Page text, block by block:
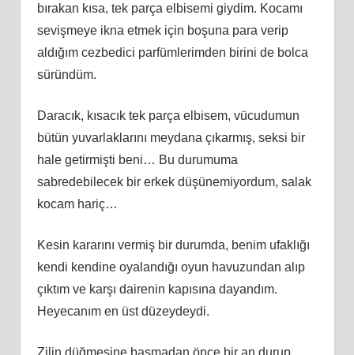
bırakan kısa, tek parça elbisemi giydim. Kocamı
sevişmeye ikna etmek için boşuna para verip
aldığım cezbedici parfümlerimden birini de bolca
süründüm.
Daracık, kısacık tek parça elbisem, vücudumun
bütün yuvarlaklarını meydana çıkarmış, seksi bir
hale getirmişti beni… Bu durumuma
sabredebilecek bir erkek düşünemiyordum, salak
kocam hariç…
Kesin kararını vermiş bir durumda, benim ufaklığı
kendi kendine oyalandığı oyun havuzundan alıp
çıktım ve karşı dairenin kapısına dayandım.
Heyecanım en üst düzeydeydi.
Zilin düğmesine basmadan önce bir an durup